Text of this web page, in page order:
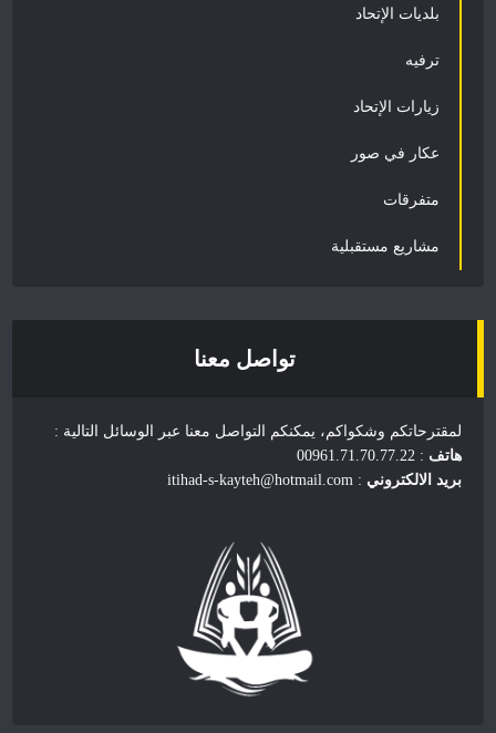
بلديات الإتحاد
ترفيه
زيارات الإتحاد
عكار في صور
متفرقات
مشاريع مستقبلية
تواصل معنا
لمقترحاتكم وشكواكم، يمكنكم التواصل معنا عبر الوسائل التالية :
هاتف : 00961.71.70.77.22
بريد الالكتروني : itihad-s-kayteh@hotmail.com